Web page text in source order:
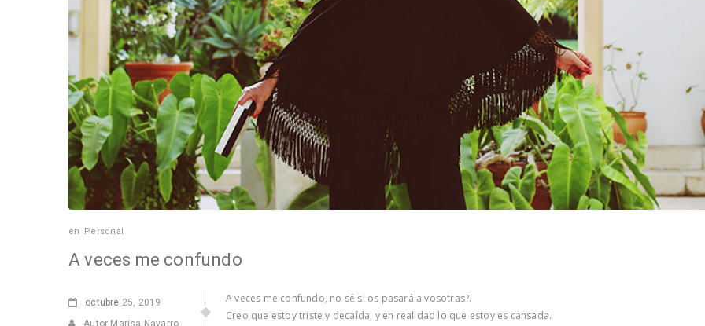
en Personal
A veces me confundo
octubre 25, 2019
Autor Marisa Navarro
A veces me confundo, no sé si os pasará a vosotras?.
Creo que estoy triste y decaída, y en realidad lo que estoy es cansada.